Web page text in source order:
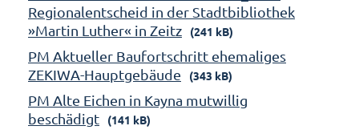
Regionalentscheid in der Stadtbibliothek
»Martin Luther« in Zeitz
(241 kB)
PM Aktueller Baufortschritt ehemaliges
ZEKIWA-Hauptgebäude
(343 kB)
PM Alte Eichen in Kayna mutwillig
beschädigt
(141 kB)